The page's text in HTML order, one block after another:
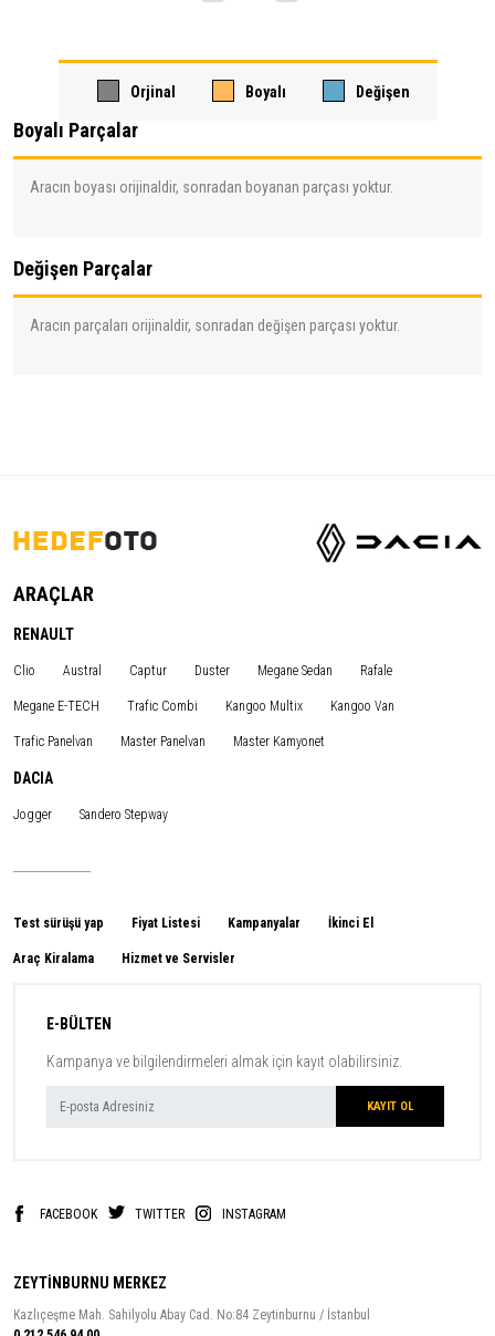
Orjinal Boyalı Değişen
Boyalı Parçalar
Aracın boyası orijinaldir, sonradan boyanan parçası yoktur.
Değişen Parçalar
Aracın parçaları orijinaldir, sonradan değişen parçası yoktur.
ARAÇLAR
RENAULT
Clio Austral Captur Duster Megane Sedan Rafale
Megane E-TECH Trafic Combi Kangoo Multix Kangoo Van
Trafic Panelvan Master Panelvan Master Kamyonet
DACIA
Jogger Sandero Stepway
Test sürüşü yap Fiyat Listesi Kampanyalar İkinci El
Araç Kiralama Hizmet ve Servisler
E-BÜLTEN
Kampanya ve bilgilendirmeleri almak için kayıt olabilirsiniz.
FACEBOOK TWITTER INSTAGRAM
ZEYTİNBURNU MERKEZ
Kazlıçeşme Mah. Sahilyolu Abay Cad. No:84 Zeytinburnu / İstanbul